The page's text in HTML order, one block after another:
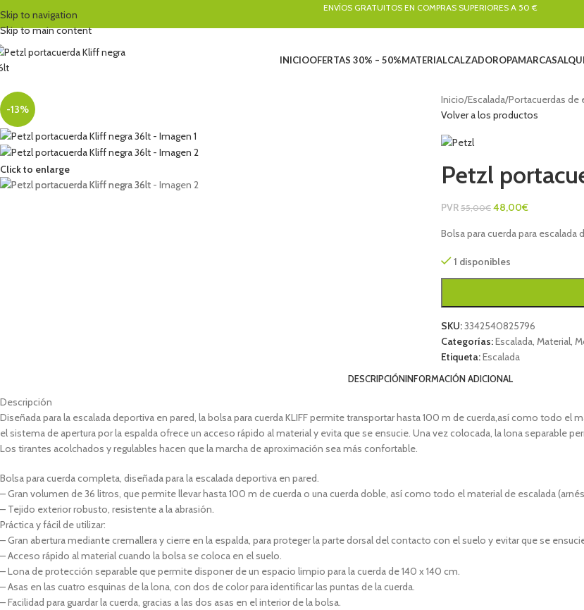
Skip to navigation
Skip to main content
ENVÍOS GRATUITOS EN COMPRAS SUPERIORES A 50 €
INICIOOFERTAS 30% – 50%MATERIALCALZADOROPAMARCAS
-13%
Click to enlarge
Inicio/Escalada/Portacuerdas de
Volver a los productos
Petzl
PVR 55,00€ 48,00€
Bolsa para cuerda para escalada
1 disponibles
SKU:3342540825796
Categorías:Escalada, Material,
Etiqueta:Escalada
DESCRIPCIÓNINFORMACIÓN ADICIONAL
Descripción
Diseñada para la escalada deportiva en pared, la bolsa para cuerda KLIFF permite transportar hasta 100 m de cuerda,así como todo el
el sistema de apertura por la espalda ofrece un acceso rápido al material y evita que se ensucie. Una vez colocada, la lona separable
Los tirantes acolchados y regulables hacen que la marcha de aproximación sea más confortable.
Bolsa para cuerda completa, diseñada para la escalada deportiva en pared.
– Gran volumen de 36 litros, que permite llevar hasta 100 m de cuerda o una cuerda doble, así como todo el material de escalada
– Tejido exterior robusto, resistente a la abrasión.
Práctica y fácil de utilizar:
– Gran abertura mediante cremallera y cierre en la espalda, para proteger la parte dorsal del contacto con el suelo y evitar que se
– Acceso rápido al material cuando la bolsa se coloca en el suelo.
– Lona de protección separable que permite disponer de un espacio limpio para la cuerda de 140 x 140 cm.
– Asas en las cuatro esquinas de la lona, con dos de color para identificar las puntas de la cuerda.
– Facilidad para guardar la cuerda, gracias a las dos asas en el interior de la bolsa.